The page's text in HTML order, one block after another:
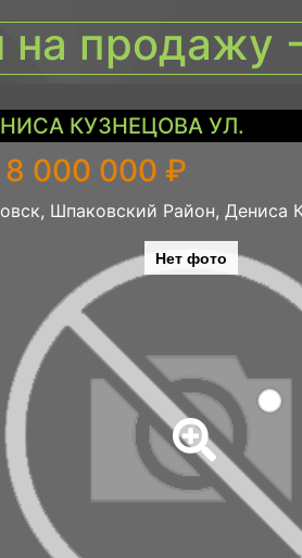
продажу
КУЗНЕЦОВА УЛ.
000 000 ₽
Шпаковский Район, Дениса
Нет фото